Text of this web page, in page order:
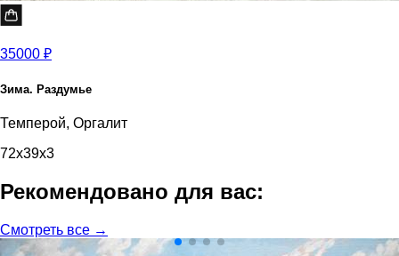
35000 ₽
Зима. Раздумье
Темперой, Оргалит
72x39x3
Рекомендовано для вас:
Смотреть все →